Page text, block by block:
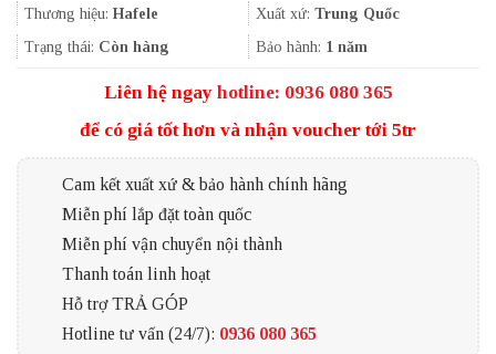
336.000₫.là:
252.000₫.
Thương hiệu: Hafele Xuất xứ: Trung Quốc
Trạng thái: Còn hàng Bảo hành: 1 năm
Liên hệ ngay hotline: 0936 080 365
để có giá tốt hơn và nhận voucher tới 5tr
Cam kết xuất xứ & bảo hành chính hãng
Miễn phí lắp đặt toàn quốc
Miễn phí vận chuyển nội thành
Thanh toán linh hoạt
Hỗ trợ TRẢ GÓP
Hotline tư vấn (24/7): 0936 080 365